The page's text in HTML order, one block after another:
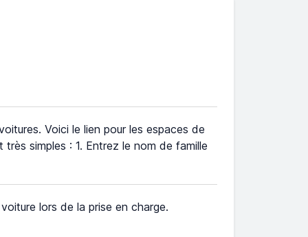
Voici le lien pour les espaces de
simples : 1. Entrez le nom de famille
lors de la prise en charge.